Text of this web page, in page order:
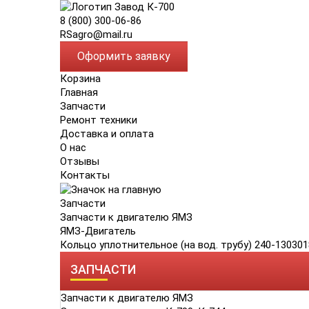
8 (800) 300-06-86
RSagro@mail.ru
Оформить заявку
Корзина
Главная
Запчасти
Ремонт техники
Доставка и оплата
О нас
Отзывы
Контакты
Запчасти
Запчасти к двигателю ЯМЗ
ЯМЗ-Двигатель
Кольцо уплотнительное (на вод. трубу) 240-
ЗАПЧАСТИ
Запчасти к двигателю ЯМЗ